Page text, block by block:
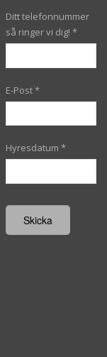
Ditt telefonnummer
så ringer vi dig! *
E-Post*
Hyresdatum *